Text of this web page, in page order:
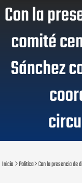
Con la
comité
Sánchez
Inicio Politíca Con la presencia de